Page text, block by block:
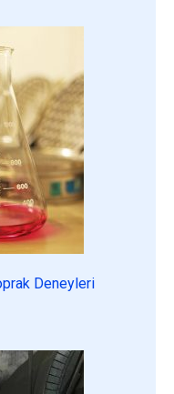
Deneyleri